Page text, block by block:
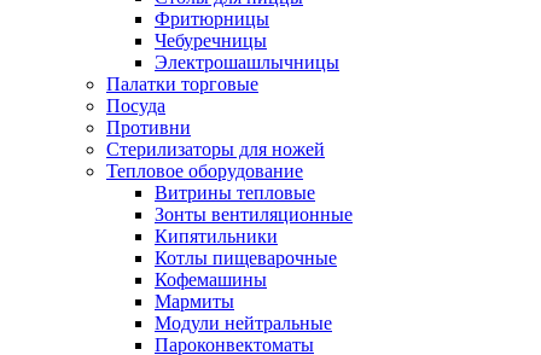
Фритюрницы
Чебуречницы
Электрошашлычницы
Палатки торговые
Посуда
Противни
Стерилизаторы для ножей
Тепловое оборудование
Витрины тепловые
Зонты вентиляционные
Кипятильники
Котлы пищеварочные
Кофемашины
Мармиты
Модули нейтральные
Пароконвектоматы